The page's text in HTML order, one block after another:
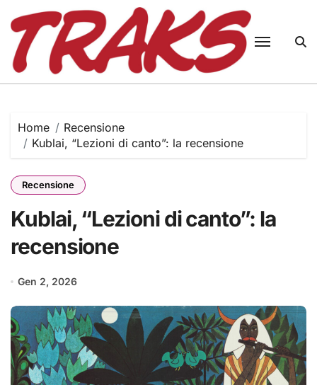
content
Home
Recensione
Kublai, “Lezioni di canto”: la recensione
Recensione
Kublai, “Lezioni di canto”: la
recensione
Gen 2, 2026